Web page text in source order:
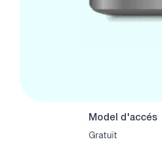
Model d'accés
Gratuït